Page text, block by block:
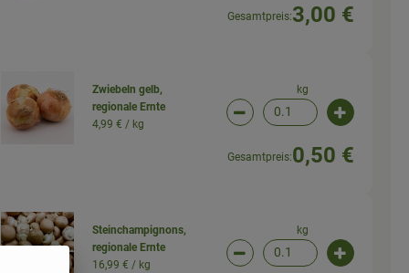
Gesamtpreis:3,00 €
ändern
Zwiebeln gelb,
regionale Ernte
4,99 € / kg
kg
Artikelanzahl verringern
Gesamtpreis:0,50 €
ändern
Steinchampignons,
regionale Ernte
16,99 € / kg
kg
Artikelanzahl verringern